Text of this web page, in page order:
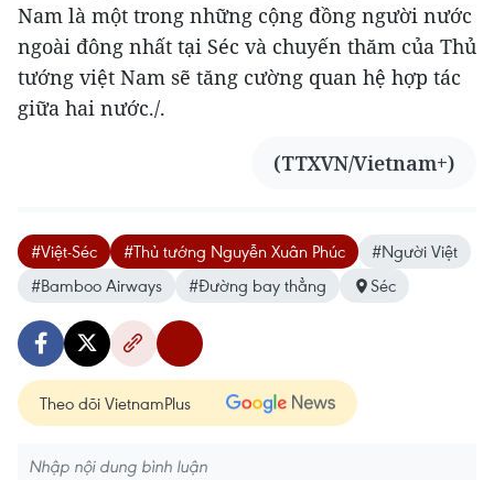
Nam là một trong những cộng đồng người nước
ngoài đông nhất tại Séc và chuyến thăm của Thủ
tướng việt Nam sẽ tăng cường quan hệ hợp tác
giữa hai nước./.
(TTXVN/Vietnam+)
#Việt-Séc #Thủ tướng Nguyễn Xuân Phúc
#Người Việt
#Bamboo Airways
#Đường bay thẳng Séc
Theo dõi VietnamPlus